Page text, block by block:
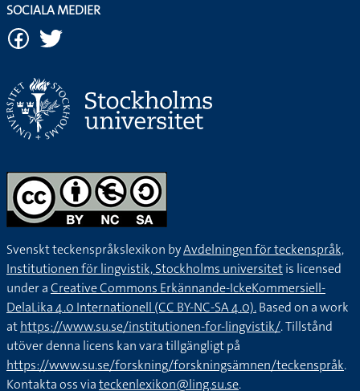
SOCIALA MEDIER
Svenskt teckenspråkslexikon byAvdelningen för teckenspråk,
Institutionen för lingvistik, Stockholms universitetis licensed
under aCreative Commons Erkännande-IckeKommersiell-
DelaLika 4.0 Internationell (CC BY-NC-SA 4.0).Based on a work
athttps://www.su.se/institutionen-for-lingvistik/. Tillstånd
utöver denna licens kan vara tillgängligt på
https://www.su.se/forskning/forskningsämnen/teckenspråk.
Kontakta oss viateckenlexikon@ling.su.se.